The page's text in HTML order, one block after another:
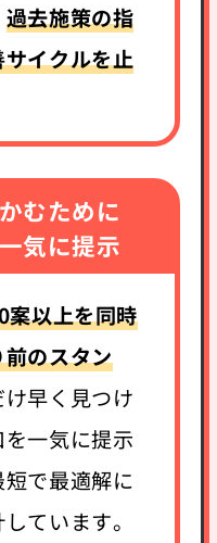
過去施策の指
イクルを止
むために
気に提示
案以上を同時
のスタン
早く見つけ
一気に提示
で最適解に
ています。